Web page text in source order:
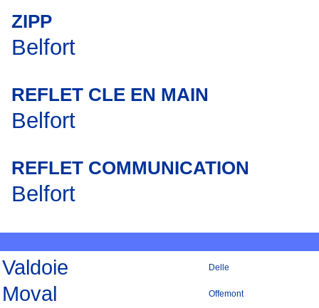
ZIPP
Belfort
REFLET CLE EN MAIN
Belfort
REFLET COMMUNICATION
Belfort
Valdoie Delle
Moval Offemont